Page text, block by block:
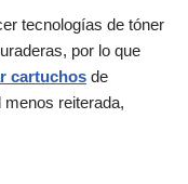
tecnologías de tóner
por lo que
cartuchos de
reiterada,